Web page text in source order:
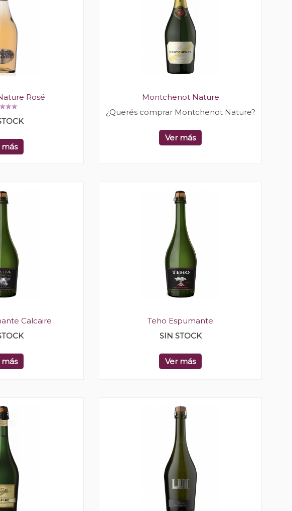
Rosé
más
Montchenot Nature
¿Querés comprar Montchenot Nature?
Ver más
Calcaire
más
Teho Espumante
SIN STOCK
Ver más